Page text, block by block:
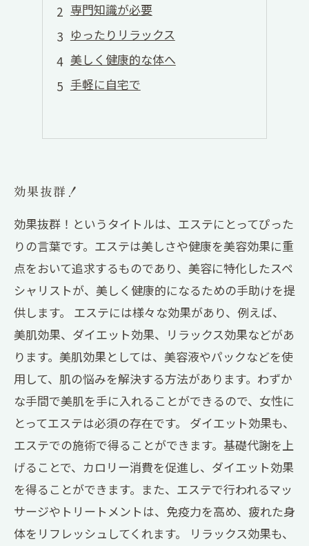
専門知識が必要
ゆったりリラックス
美しく健康的な体へ
手軽に自宅で
効果抜群！
効果抜群！というタイトルは、エステにとってぴった
りの言葉です。エステは美しさや健康を美容効果に重
点をおいて追求するものであり、美容に特化したスペ
シャリストが、美しく健康的になるための手助けを提
供します。 エステには様々な効果があり、例えば、
美肌効果、ダイエット効果、リラックス効果などがあ
ります。美肌効果としては、美容液やパックなどを使
用して、肌の悩みを解決する方法があります。わずか
な手間で美肌を手に入れることができるので、女性に
とってエステは必須の存在です。 ダイエット効果も、
エステでの施術で得ることができます。基礎代謝を上
げることで、カロリー消費を促進し、ダイエット効果
を得ることができます。また、エステで行われるマッ
サージやトリートメントは、免疫力を高め、疲れた身
体をリフレッシュしてくれます。 リラックス効果も、